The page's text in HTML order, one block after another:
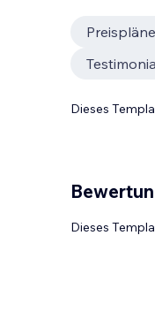
Preispläne
Dieses
Dieses